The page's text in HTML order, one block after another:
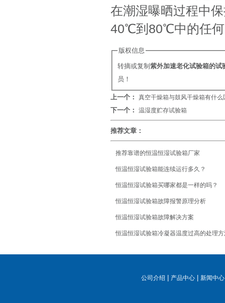
在潮湿曝晒过程中
40℃到80℃中的任
版权信息
转摘或复制紫外加速老化试验箱的试
员！
上一个： 真空干燥箱与鼓风干燥箱有什么
下一个： 温湿度贮存试验箱
推荐文章：
推荐靠谱的恒温恒湿试验箱厂家
恒温恒湿试验箱能连续运行多久？
恒温恒湿试验箱买哪家都是一样的吗？
恒温恒湿试验箱故障报警原理分析
恒温恒湿试验箱故障解决方案
恒温恒湿试验箱冷凝器温度过高的处理
公司介绍 | 产品中心 |新闻中心